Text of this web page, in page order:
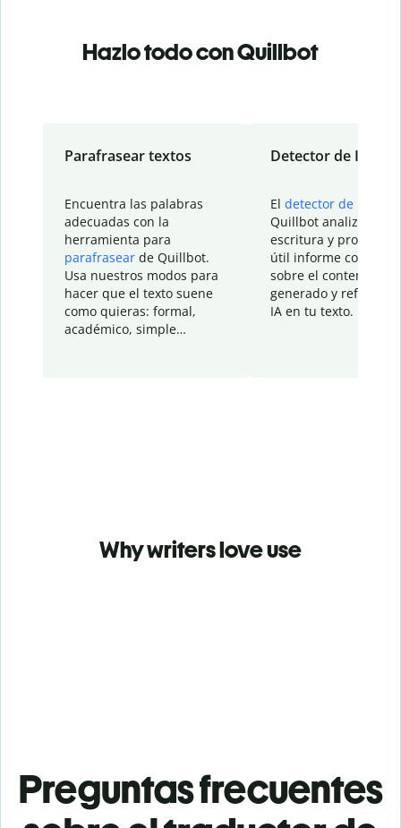
Hazlo todo con Quillbot
Parafrasear textos
Encuentra las palabras
adecuadas con la
herramienta para
parafrasear de Quillbot.
Usa nuestros modos para
hacer que el texto suene
como quieras: formal,
académico, simple…
Detector de IA
El detector de IA
Quillbot analiza tu
escritura y
útil informe con
sobre el contenido
generado y refinado
IA en tu texto.
Why writers love use
Preguntas frecuentes